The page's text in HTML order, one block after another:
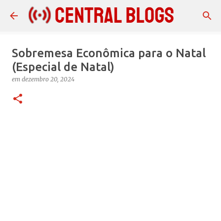
Pular para o conteúdo principal
Sobremesa Econômica para o Natal
(Especial de Natal)
em dezembro 20, 2024